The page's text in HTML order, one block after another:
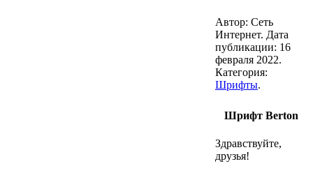
Автор: Сеть
Интернет. Дата
публикации: 16
февраля 2022.
Категория:
Шрифты.
Шрифт Berton
Здравствуйте,
друзья!